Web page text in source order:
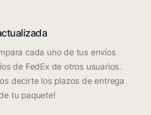
cada uno de tus envíos
de FedEx de otros usuarios.
decirte los plazos de entrega
tu paquete!